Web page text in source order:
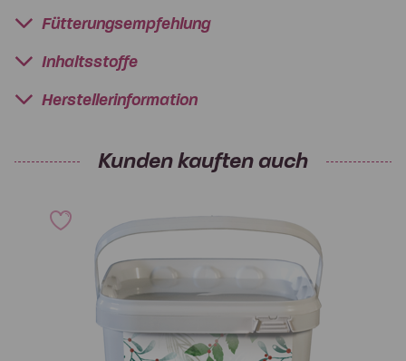
Fütterungsempfehlung
Inhaltsstoffe
Herstellerinformation
Kunden kauften auch